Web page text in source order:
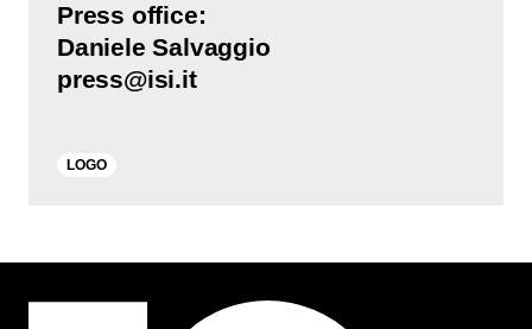
Press office:
Daniele Salvaggio
press@isi.it
LOGO